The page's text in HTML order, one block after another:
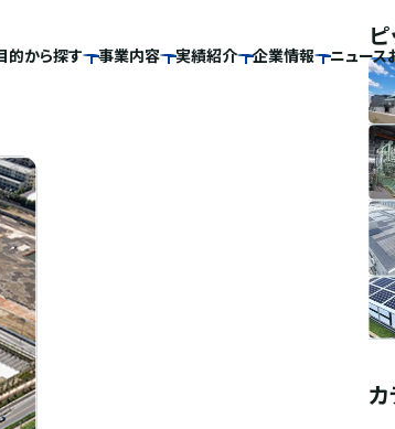
的から探す 事業内容 実績紹介 企業情報 ニュース